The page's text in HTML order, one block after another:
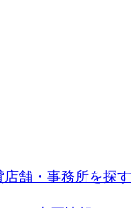
店舗・事務所を探す